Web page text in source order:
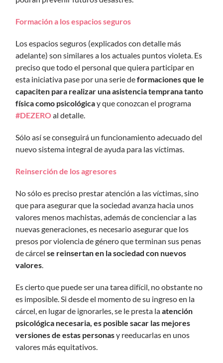
Formación a los espacios seguros
Los espacios seguros (explicados con detalle más
adelante) son similares a los actuales puntos violeta. Es
preciso que todo el personal que quiera participar en
esta iniciativa pase por una serie deformaciones que le
capaciten para realizar una asistencia temprana tanto
física como psicológicay que conozcan el programa
#DEZEROal detalle.
Sólo así se conseguirá un funcionamiento adecuado del
nuevo sistema integral de ayuda para las víctimas.
Reinserción de los agresores
No sólo es preciso prestar atención a las víctimas, sino
que para asegurar que la sociedad avanza hacia unos
valores menos machistas, además de concienciar a las
nuevas generaciones, es necesario asegurar que los
presos por violencia de género que terminan sus penas
de cárcelse reinsertan en la sociedad con nuevos
valores
Es cierto que puede ser una tarea difícil, no obstante no
es imposible. Si desde el momento de su ingreso en la
cárcel, en lugar de ignorarles, se le presta laatención
psicológica necesaria, es posible sacar las mejores
versiones de estas personasy reeducarlas en unos
valores más equitativos.